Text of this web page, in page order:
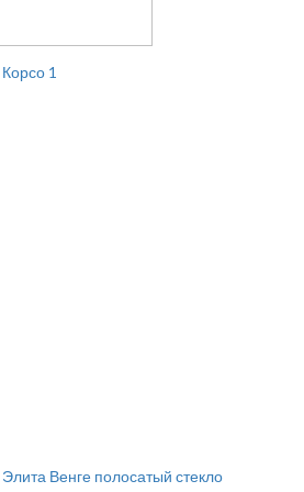
1
Венге полосатый стекло